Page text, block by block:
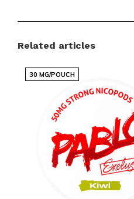
Ne Manquez Pas
Rejoignez la communauté
satisfaits qui choisissent
besoins en produits de
collection, découvrez de
de la commodité des
plateformes les plus
Commandez dès
Related articles
30 MG/POUCH